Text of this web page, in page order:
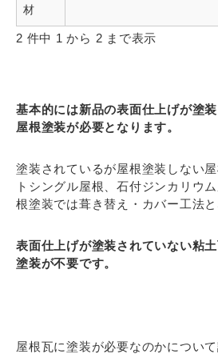
材
2 件中 1 から 2 まで表示
基本的には新品の表面仕上げが塗
屋根塗装が必要となります。
塗装されているが屋根塗装しない
トシングル屋根、石付ジンカリウ
根塗装では葺き替え・カバー工法と
表面仕上げが塗装されていない粘
塗装が不要です。
屋根瓦に塗装が必要なのかについ